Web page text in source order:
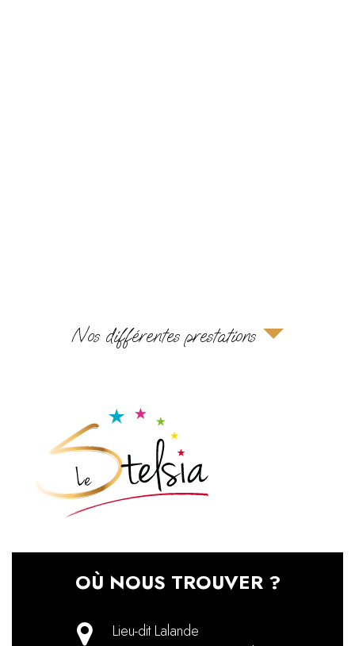
Nos différentes prestations
OÙ NOUS TROUVER ?
Lieu-dit Lalande